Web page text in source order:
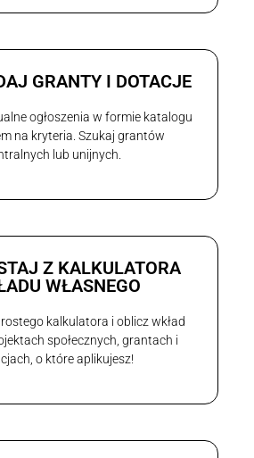
GRANTY I DOTACJE
ogłoszenia w formie katalogu
na kryteria. Szukaj grantów
lub unijnych.
Z KALKULATORA
WŁASNEGO
kalkulatora i oblicz wkład
społecznych, grantach i
o które aplikujesz!